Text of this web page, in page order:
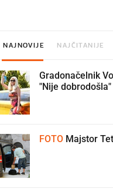
NAJNOVIJE NAJČITANIJE
Gradonačelnik
"Nije dobrodošla"
FOTO Majstor